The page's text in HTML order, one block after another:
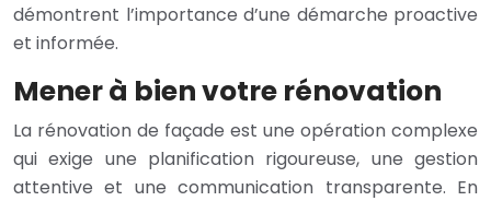
démontrent l’importance d’une démarche proactive
et informée.
Mener à bien votre rénovation
La rénovation de façade est une opération complexe
qui exige une planification rigoureuse, une gestion
attentive et une communication transparente. En